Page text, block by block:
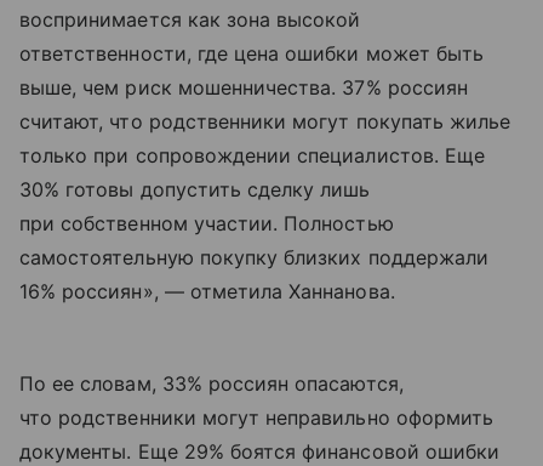
воспринимается как зона высокой
ответственности, где цена ошибки может быть
выше, чем риск мошенничества. 37% россиян
считают, что родственники могут покупать жилье
только при сопровождении специалистов. Еще
30% готовы допустить сделку лишь
при собственном участии. Полностью
самостоятельную покупку близких поддержали
16% россиян», — отметила Ханнанова.
По ее словам, 33% россиян опасаются,
что родственники могут неправильно оформить
документы. Еще 29% боятся финансовой ошибки